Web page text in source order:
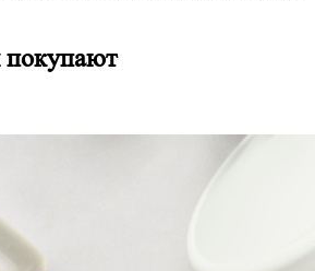
покупают